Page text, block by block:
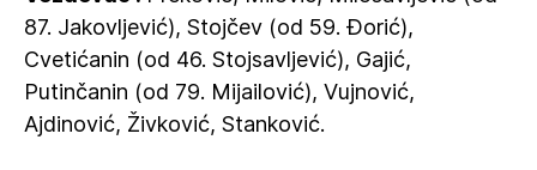
87. Jakovljević), Stojčev (od 59. Đorić),
Cvetićanin (od 46. Stojsavljević), Gajić,
Putinčanin (od 79. Mijailović), Vujnović,
Ajdinović, Živković, Stanković.